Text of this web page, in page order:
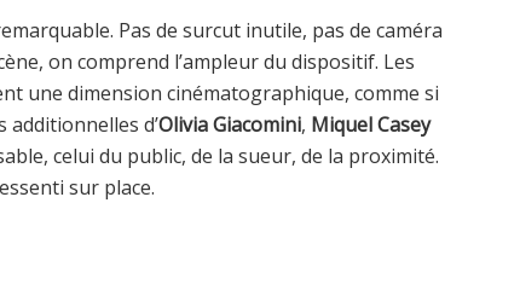
Pas de surcut inutile, pas de caméra
on comprend l’ampleur du dispositif. Les
une dimension cinématographique, comme si
additionnelles d’Olivia Giacomini, Miquel Casey
celui du public, de la sueur, de la proximité.
sur place.